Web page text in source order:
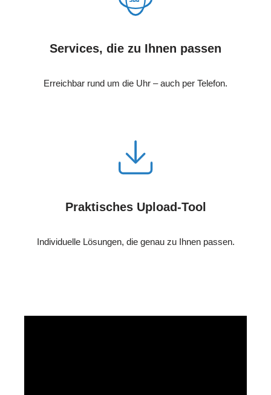
Services, die zu Ihnen passen
Erreichbar rund um die Uhr – auch per Telefon.
Praktisches Upload-Tool
Individuelle Lösungen, die genau zu Ihnen passen.